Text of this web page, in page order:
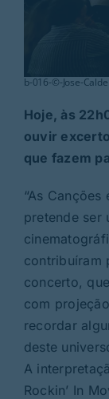
b-016-©-Jose-
Hoje, às
ouvir
que fazem
“As Canções
pretende ser
contribuíram
concerto,
com
recordar
deste
A
Rockin’ In